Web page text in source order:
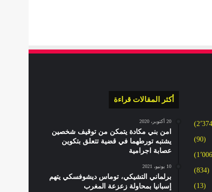
(90)
(834)
(13)
أكثر المقالات قراءة
20 أكتوبر، 2020
امن بني مكادة يتمكن من توقيف شخصين
يشتبه تورطهما في قضية تتعلق بتكوين
عصابة اجرامية
10 يونيو، 2021
برلماني التشيكي، توماس ديشوفسكي يتهم
إسبانيا بمحاولة زعزعة المغرب